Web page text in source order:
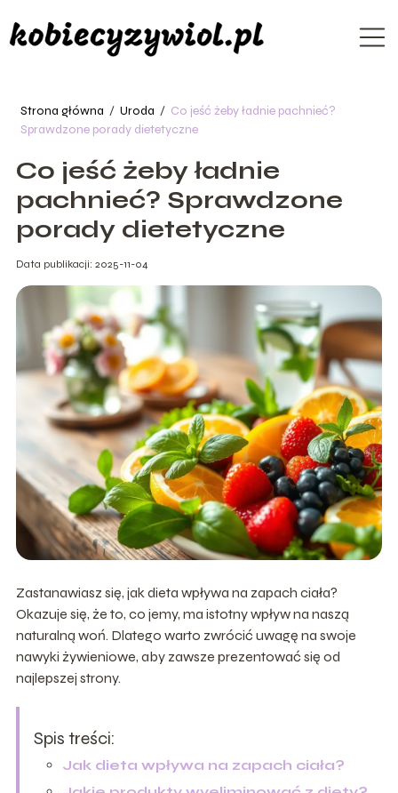
Strona główna / Uroda / Co jeść żeby ładnie pachnieć?
Sprawdzone porady dietetyczne
Co jeść żeby ładnie
pachnieć? Sprawdzone
porady dietetyczne
Data publikacji: 2025-11-04
Zastanawiasz się, jak dieta wpływa na zapach ciała?
Okazuje się, że to, co jemy, ma istotny wpływ na naszą
naturalną woń. Dlatego warto zwrócić uwagę na swoje
nawyki żywieniowe, aby zawsze prezentować się od
najlepszej strony.
Spis treści:
Jak dieta wpływa na zapach ciała?